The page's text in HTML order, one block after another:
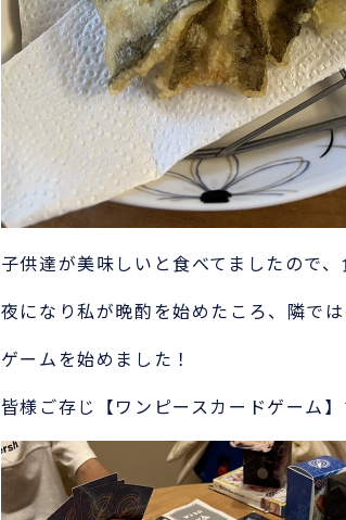
子供達が美味しいと食べてましたので
夜になり私が晩酌を始めたころ、隣で
ゲームを始めました！
皆様ご存じ【ワンピースカードゲーム】